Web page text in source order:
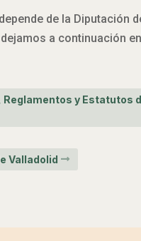
de la Diputación
a continuación
Reglamentos y Estatutos
Valladolid